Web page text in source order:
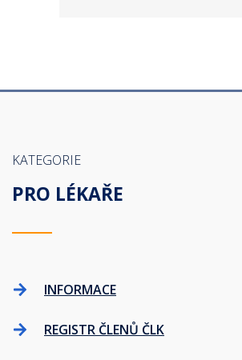
KATEGORIE
PRO LÉKAŘE
INFORMACE
REGISTR ČLENŮ ČLK